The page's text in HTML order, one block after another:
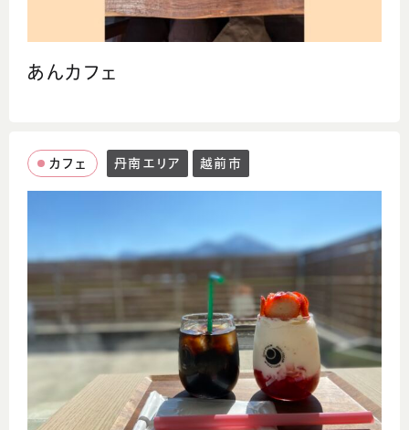
あんカフェ
カフェ 丹南エリア 越前市